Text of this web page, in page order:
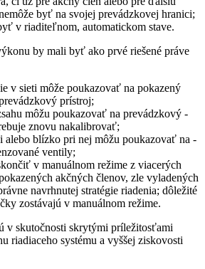
byť na svojej prevádzkovej hranici;
v riaditeľnom, automatickom stave.
by mali byť ako prvé riešené práve
v sieti môže poukazovať na pokazený
prístroj;
môžu poukazovať na prevádzkový
znovu nakalibrovať;
alebo blízko pri nej môžu poukazovať na
ventily;
v manuálnom režime z viacerých
akčných členov, zle vyladených
navrhnutej stratégie riadenia; dôležité
zostávajú v manuálnom režime.
v skutočnosti skrytými príležitosťami
riadiaceho systému a vyššej ziskovosti